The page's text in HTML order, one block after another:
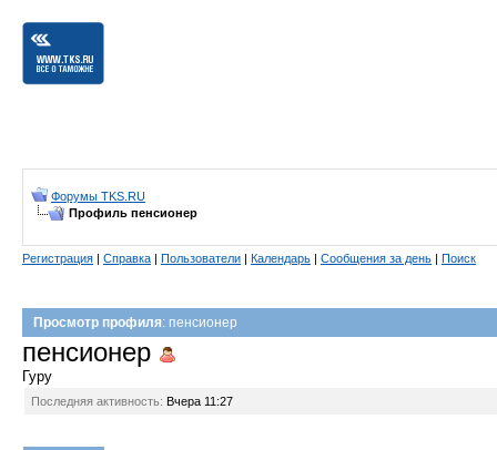
Форумы TKS.RU
Профиль пенсионер
Регистрация | Справка | Пользователи | Календарь | Сообщения за день | Поиск
Просмотр профиля: пенсионер
пенсионер
Гуру
Последняя активность: Вчера 11:27